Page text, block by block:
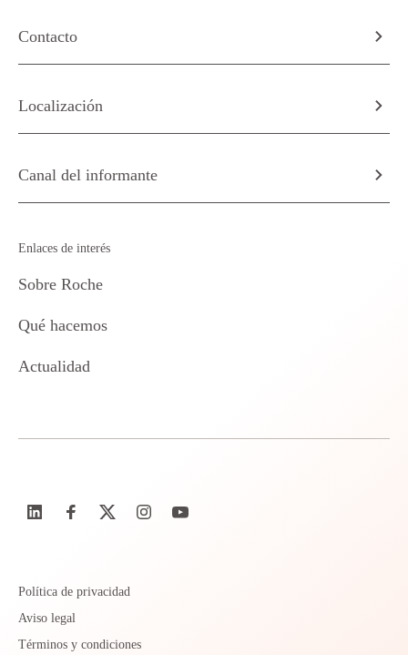
Contacto
Localización
Canal del informante
Enlaces de interés
Sobre Roche
Qué hacemos
Actualidad
Política de privacidad
Aviso legal
Términos y condiciones